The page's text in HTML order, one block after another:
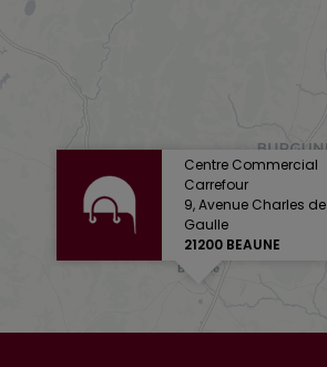
Centre Commercial
Carrefour
9, Avenue Charles de
Gaulle
21200 BEAUNE